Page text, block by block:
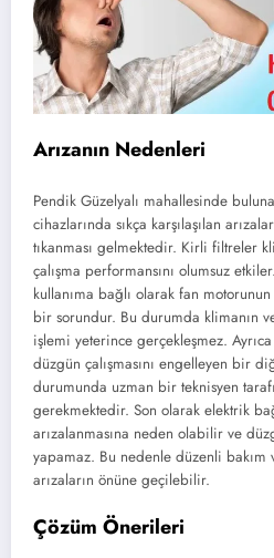
Arızanın Nedenleri
Pendik Güzelyalı mahallesinde
cihazlarında sıkça karşılaşılan
tıkanması gelmektedir. Kirli filtreler
çalışma performansını olumsuz
kullanıma bağlı olarak fan motorunun
bir sorundur. Bu durumda klimanın
işlemi yeterince gerçekleşmez.
düzgün çalışmasını engelleyen bir
durumunda uzman bir teknisyen
gerekmektedir. Son olarak elektrik
arızalanmasına neden olabilir ve
yapamaz. Bu nedenle düzenli
arızaların önüne geçilebilir.
Çözüm Önerileri